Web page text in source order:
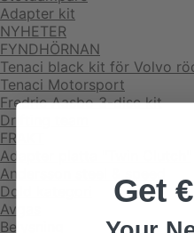
Adapter kit
NYHETER
FYNDHÖRNAN
Tenaci black kit för Volvo
Tenaci Motorsport
Fredric Aasbo 3-disc kit
Drifting team
FRAKT
Adapter platta "Twin Clutch"
Andersson steel & speed
Dold kategori
Avgas
Belysning
Get